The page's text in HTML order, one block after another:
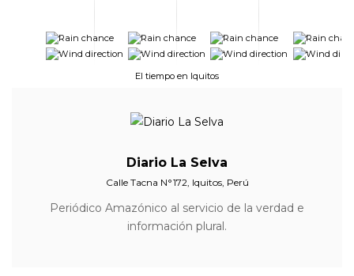
-
-
-
-
-
-
-
-
El tiempo en Iquitos
Diario La Selva
Calle Tacna N°172, Iquitos, Perú
Periódico Amazónico al servicio de la verdad e
información plural.